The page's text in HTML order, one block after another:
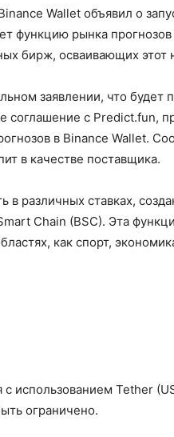
Wallet объявил о
функцию рынка
бирж, осваивающих этот
заявлении, что будет
соглашение с Predict.fun,
в Binance Wallet.
в качестве поставщика.
в различных ставках,
Chain (BSC). Эта
как спорт,
использованием Tether
ограничено.